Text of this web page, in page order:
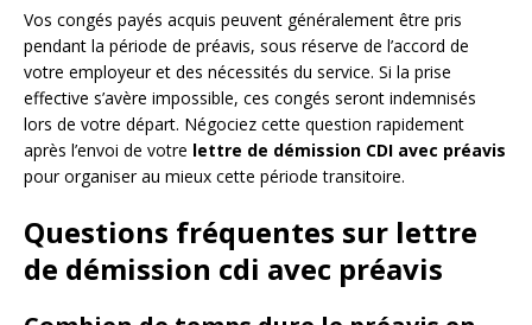
Vos congés payés acquis peuvent généralement être pris
pendant la période de préavis, sous réserve de l’accord de
votre employeur et des nécessités du service. Si la prise
effective s’avère impossible, ces congés seront indemnisés
lors de votre départ. Négociez cette question rapidement
après l’envoi de votre lettre de démission CDI avec préavis
pour organiser au mieux cette période transitoire.
Questions fréquentes sur lettre
de démission cdi avec préavis